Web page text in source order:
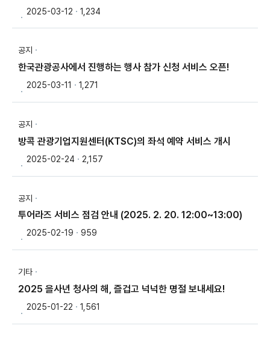
2025-03-12 1,234
공지
한국관광공사에서 진행하는 행사 참가 신청 서비스 오픈!
2025-03-11 1,271
공지
방콕 관광기업지원센터(KTSC)의 좌석 예약 서비스 개시
2025-02-24 2,157
공지
투어라즈 서비스 점검 안내 (2025. 2. 20. 12:00~13:00)
2025-02-19 959
기타
2025 을사년 청사의 해, 즐겁고 넉넉한 명절 보내세요!
2025-01-22 1,561